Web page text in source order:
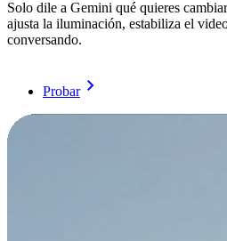
Solo dile a Gemini qué quieres
ajusta la iluminación, estabiliza el
conversando.
Probar